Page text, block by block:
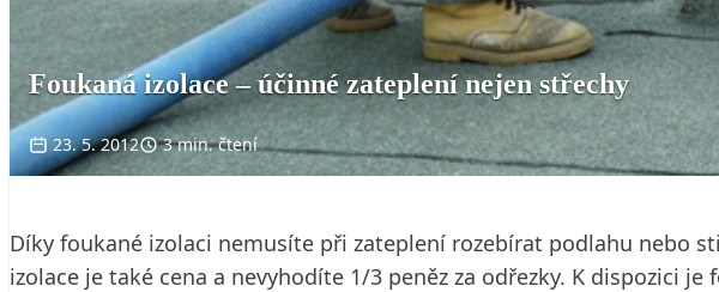
Foukaná izolace – účinné zateplení nejen střechy
23. 5. 2012 3 min. čtení
Díky foukané izolaci nemusíte při zateplení rozebírat podlahu nebo
izolace je také cena a nevyhodíte 1/3 peněz za odřezky. K dispozici